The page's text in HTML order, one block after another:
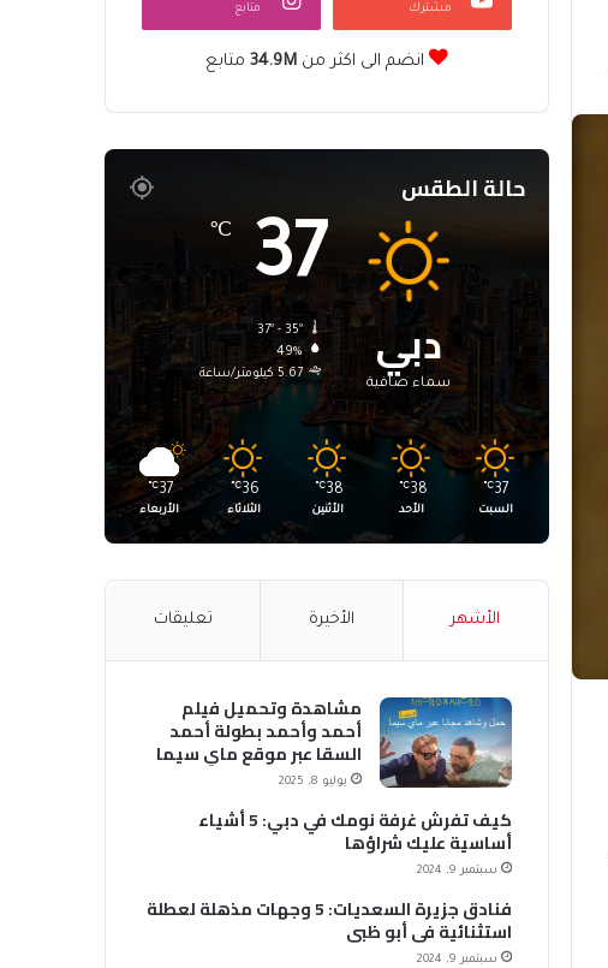
مشترك متابع
انضم الى اكثر من34.9M متابع
حالة الطقس
دبي
سماء صافية
37
℃
37º - 35º
49%
5.67 كيلومتر/ساعة
37
℃
السبت
38
℃
الأحد
38
℃
الأثنين
36
℃
الثلاثاء
37
℃
الأربعاء
الأشهر الأخيرة تعليقات
مشاهدة وتحميل فيلم
أحمد وأحمد بطولة أحمد
السقا عبر موقع ماي سيما
MyCima (وي سيما WeCima)
يوليو 8, 2025
كيف تفرش غرفة نومك في دبي: 5 أشياء
أساسية عليك شراؤها
سبتمبر 9, 2024
فنادق جزيرة السعديات: 5 وجهات مذهلة لعطلة
استثنائية في أبو ظبي
سبتمبر 9, 2024